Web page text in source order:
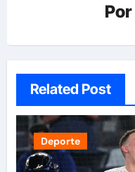
Por
Related Post
Deporte